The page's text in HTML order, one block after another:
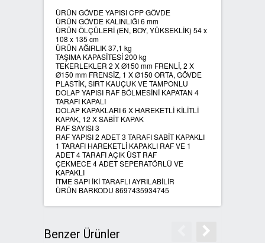
PANOSU
SIFIR ATIK ÇÖP POŞETLERİ
SIFIR ATIK GERİ DÖNÜŞÜM
KUTULARI
ÜRÜN GÖVDE YAPISI CPP GÖVDE
ÜRÜN GÖVDE KALINLIĞI 6 mm
ÜRÜN ÖLÇÜLERİ (EN, BOY, YÜKSEKLİK) 54 x
108 x 135 cm
ÜRÜN AĞIRLIK 37,1 kg
TAŞIMA KAPASİTESİ 200 kg
TEKERLEKLER 2 X Ø150 mm FRENLİ, 2 X
Ø150 mm FRENSİZ, 1 X Ø150 ORTA, GÖVDE
PLASTİK, SIRT KAUÇUK VE TAMPONLU
DOLAP YAPISI RAF BÖLMESİNİ KAPATAN 4
TARAFI KAPALI
DOLAP KAPAKLARI 6 X HAREKETLİ KİLİTLİ
KAPAK, 12 X SABİT KAPAK
RAF SAYISI 3
RAF YAPISI 2 ADET 3 TARAFI SABİT KAPAKLI
1 TARAFI HAREKETLİ KAPAKLI RAF VE 1
ADET 4 TARAFI AÇIK ÜST RAF
ÇEKMECE 4 ADET SEPERATÖRLÜ VE
KAPAKLI
İTME SAPI İKİ TARAFLI AYRILABİLİR
ÜRÜN BARKODU 8697435934745
Benzer Ürünler